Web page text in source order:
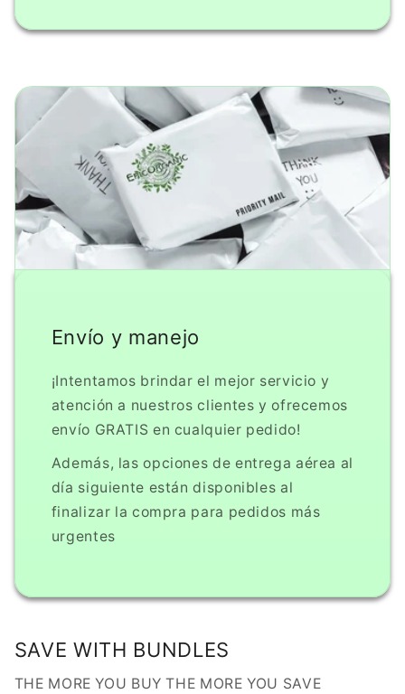
Envío y manejo
¡Intentamos brindar el mejor servicio y
atención a nuestros clientes y ofrecemos
envío GRATIS en cualquier pedido!
Además, las opciones de entrega aérea al
día siguiente están disponibles al
finalizar la compra para pedidos más
urgentes
SAVE WITH BUNDLES
THE MORE YOU BUY THE MORE YOU SAVE